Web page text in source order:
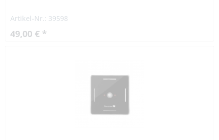
Artikel-Nr.: 39598
49,00 € *